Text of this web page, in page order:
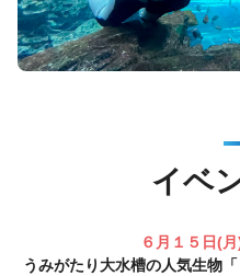
イベ
６月１５日(
うみがたり大水槽の人気生物